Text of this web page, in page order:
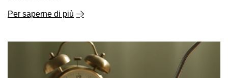
Per saperne di più